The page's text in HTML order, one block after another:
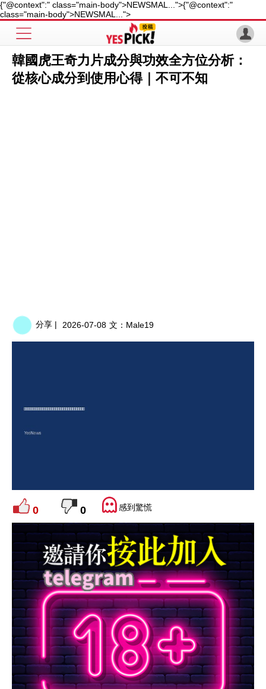
{"@context":" class="main-body">NEWSMAL...">{"@context":"
class="main-body">NEWSMAL...">
韓國虎王奇力片成分與功效全方位分析：
從核心成分到使用心得｜不可不知
分享 | 2026-07-08 文： Male19
0 0 感到驚慌